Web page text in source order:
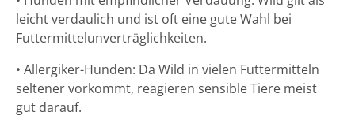
leicht verdaulich und ist oft eine gute Wahl bei
Futtermittelunverträglichkeiten.
• Allergiker-Hunden: Da Wild in vielen Futtermitteln
seltener vorkommt, reagieren sensible Tiere meist
gut darauf.